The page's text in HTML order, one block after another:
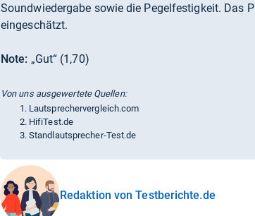
Soundwiedergabe sowie die Pegelfestigkeit. Das
eingeschätzt.
Note: „Gut“ (1,70)
Von uns ausgewertete Quellen:
Lautsprechervergleich.com
HifiTest.de
Standlautsprecher-Test.de
Redaktion von Testberichte.de